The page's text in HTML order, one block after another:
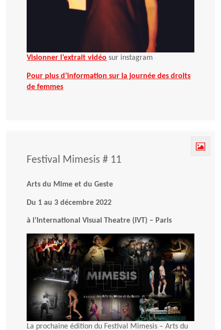
Visionner l’extrait vidéo sur instagram
Pour plus d’information sur la journée des droits
de femmes
Festival Mimesis # 11
Arts du Mime et du Geste
Du 1 au 3 décembre 2022
à l’International Visual Theatre (IVT) – Paris
La prochaine édition du Festival Mimesis – Arts du